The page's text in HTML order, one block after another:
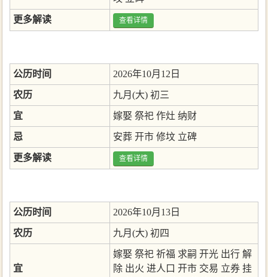
更多解读 查看详情
公历时间 2026年10月12日
农历 九月(大) 初三
宜 嫁娶 祭祀 作灶 纳财
忌 安葬 开市 修坟 立碑
更多解读 查看详情
公历时间 2026年10月13日
农历 九月(大) 初四
宜
嫁娶 祭祀 祈福 求嗣 开光 出行 解
除 出火 进人口 开市 交易 立券 挂